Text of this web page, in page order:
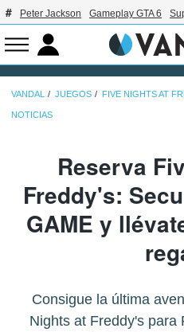
Peter Jackson Gameplay GTA 6
VANDAL JUEGOS FIVE NIGHTS AT
NOTICIAS
Reserva
Freddy's:
GAME y
Consigue la última
Nights at Freddy's para